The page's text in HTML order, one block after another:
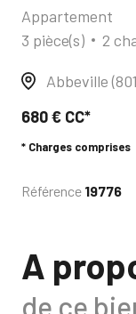
Appartement
3 pièce(s)
2
Abbeville
680 € CC*
* Charges comprises
Référence 19776
A
de ce